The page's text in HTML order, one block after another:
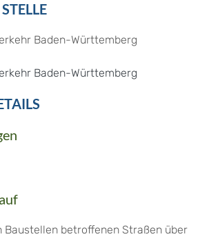
Baden-Württemberg
Baden-Württemberg
Baustellen betroffenen Straßen über